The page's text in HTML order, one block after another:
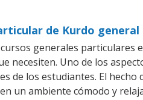
de Kurdo
generales particulares
necesiten. Uno de los
de los estudiantes. El
un ambiente cómodo y